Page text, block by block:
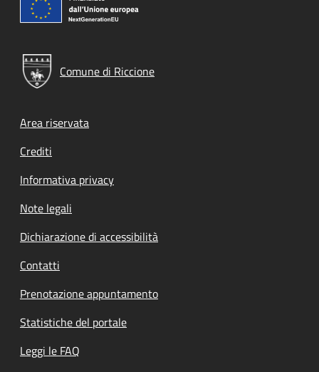
Comune di Riccione
Footer menu
Area riservata
Crediti
Informativa privacy
Note legali
Dichiarazione di accessibilità
Contatti
Prenotazione appuntamento
Statistiche del portale
Leggi le FAQ